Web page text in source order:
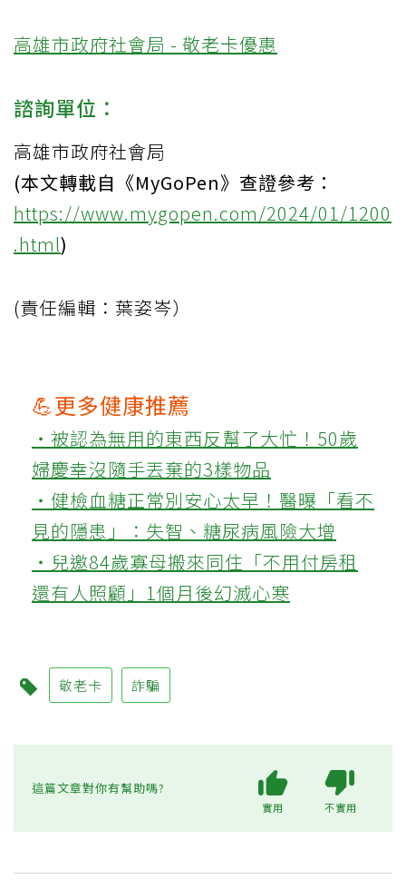
高雄市政府社會局 - 敬老卡優惠
諮詢單位：
高雄市政府社會局
(本文轉載自《MyGoPen》查證參考：
https://www.mygopen.com/2024/01/1200
.html)
(責任編輯：葉姿岑）
💪更多健康推薦
‧被認為無用的東西反幫了大忙！50歲
婦慶幸沒隨手丟棄的3樣物品
‧健檢血糖正常別安心太早！醫曝「看不
見的隱患」：失智、糖尿病風險大增
‧兒邀84歲寡母搬來同住「不用付房租
還有人照顧」1個月後幻滅心寒
敬老卡 詐騙
這篇文章對你有幫助嗎?
實用 不實用